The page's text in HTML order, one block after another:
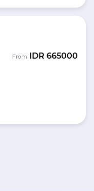
From IDR 665000